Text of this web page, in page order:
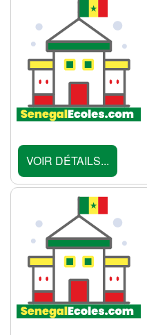
VOIR DÉTAILS...